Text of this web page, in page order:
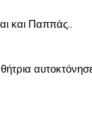
και Παππάς..